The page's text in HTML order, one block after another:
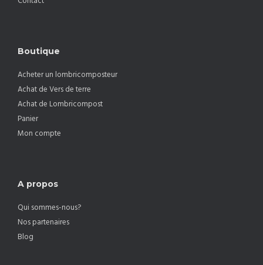
Boutique
Acheter un lombricomposteur
Achat de Vers de terre
Achat de Lombricompost
Panier
Mon compte
A propos
Qui sommes-nous?
Nos partenaires
Blog